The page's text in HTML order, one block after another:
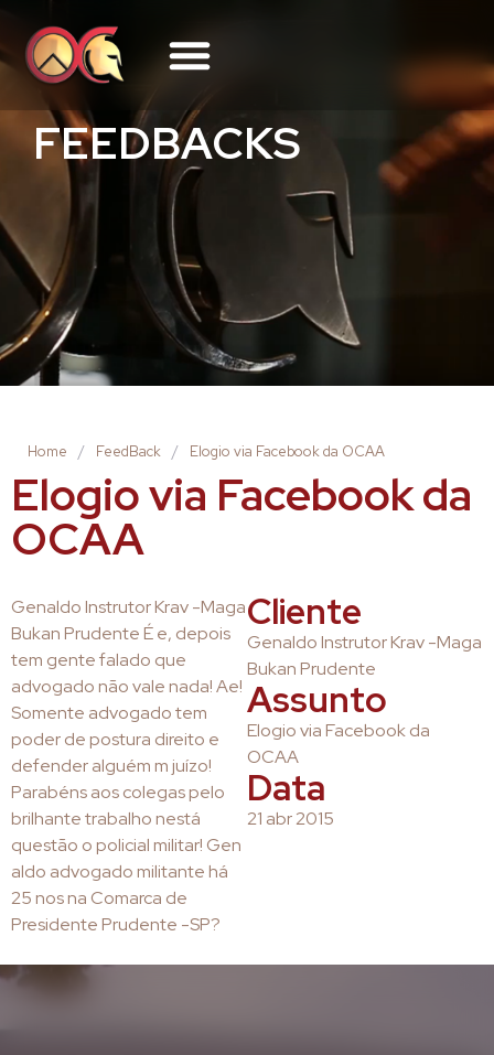
FEEDBACKS
Home / FeedBack / Elogio via Facebook da OCAA
Elogio via Facebook da
OCAA
Genaldo Instrutor Krav -Maga
Bukan Prudente É e, depois
tem gente falado que
advogado não vale nada! Ae!
Somente advogado tem
poder de postura direito e
defender alguém m juízo!
Parabéns aos colegas pelo
brilhante trabalho nestá
questão o policial militar! Gen
aldo advogado militante há
25 nos na Comarca de
Presidente Prudente -SP?
Cliente
Genaldo Instrutor Krav -Maga
Bukan Prudente
Assunto
Elogio via Facebook da
OCAA
Data
21 abr 2015